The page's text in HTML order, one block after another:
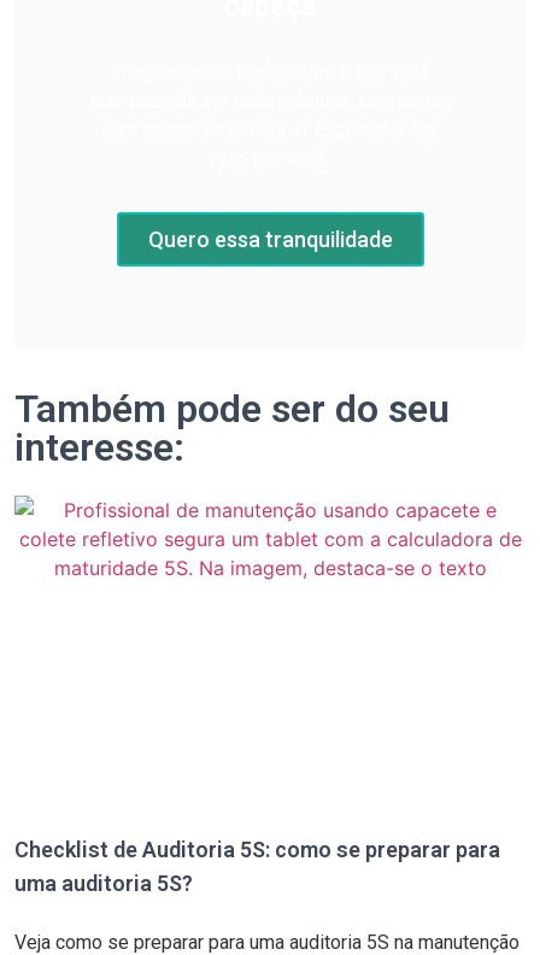
Quero essa tranquilidade
Também pode ser do seu
interesse:
Checklist de Auditoria 5S: como se preparar para
uma auditoria 5S?
Veja como se preparar para uma auditoria 5S na manutenção